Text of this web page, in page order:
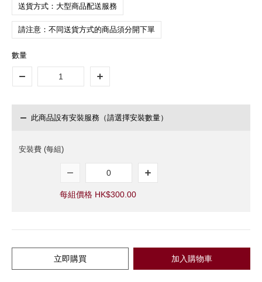
送貨方式：大型商品配送服務
請注意：不同送貨方式的商品須分開下單
數量
此商品設有安裝服務（請選擇安裝數量）
安裝費 (每組)
每組價格 HK$300.00
加入購物車
立即購買